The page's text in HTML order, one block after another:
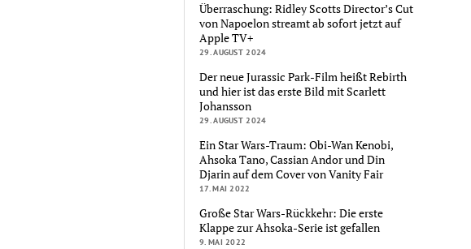
Überraschung: Ridley Scotts Director’s Cut
von Napoelon streamt ab sofort jetzt auf
Apple TV+
29. AUGUST 2024
Der neue Jurassic Park-Film heißt Rebirth
und hier ist das erste Bild mit Scarlett
Johansson
29. AUGUST 2024
Ein Star Wars-Traum: Obi-Wan Kenobi,
Ahsoka Tano, Cassian Andor und Din
Djarin auf dem Cover von Vanity Fair
17. MAI 2022
Große Star Wars-Rückkehr: Die erste
Klappe zur Ahsoka-Serie ist gefallen
9. MAI 2022